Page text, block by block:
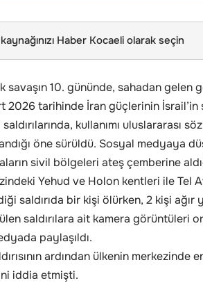
Haber Kocaeli olarak seçin
savaşın 10. gününde, sahadan gelen
2026 tarihinde İran güçlerinin
kullanımı uluslararası
öne sürüldü. Sosyal medyaya
sivil bölgeleri ateş çemberine
Yehud ve Holon kentleri ile
saldırıda bir kişi ölürken, 2 kişi ağır
saldırılara ait kamera görüntüleri
paylaşıldı.
ardından ülkenin merkezinde
iddia etmişti.